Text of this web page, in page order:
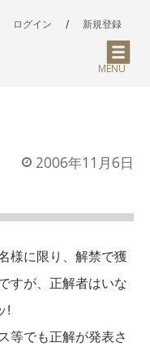
ログイン / 新規登録
MENU
2006年11月6日
様に限り、解禁で獲
すが、正解者はいな
!
等でも正解が発表さ